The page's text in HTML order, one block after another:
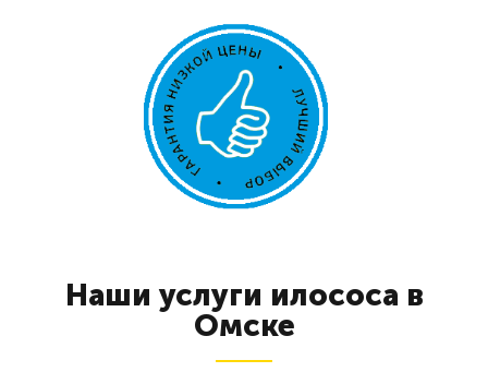
Наши услуги илососа в
Омске